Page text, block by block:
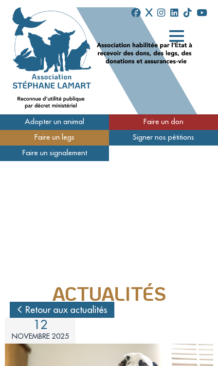
Qui sommes-nous
Nos refuges
Mécénat d'entreprise
Enquêteur
Familles d'accueil
Délégué(é) en communication
Adopter un animal Faire un don
Faire un legs Signer nos pétitions
Faire un signalement
ACTUALITÉS
Retour aux actualités
12
NOVEMBRE 2025